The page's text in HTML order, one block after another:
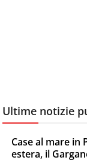
Ultime notizie
Case al mare in
estera, il